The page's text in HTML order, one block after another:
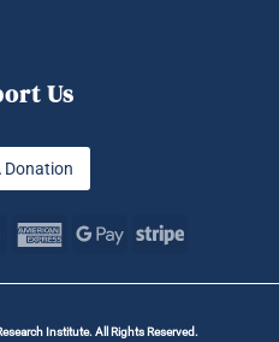
Us
Donation
Institute. All Rights Reserved.